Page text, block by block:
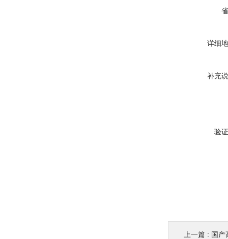
详细
补充
验
上一篇 : 国产